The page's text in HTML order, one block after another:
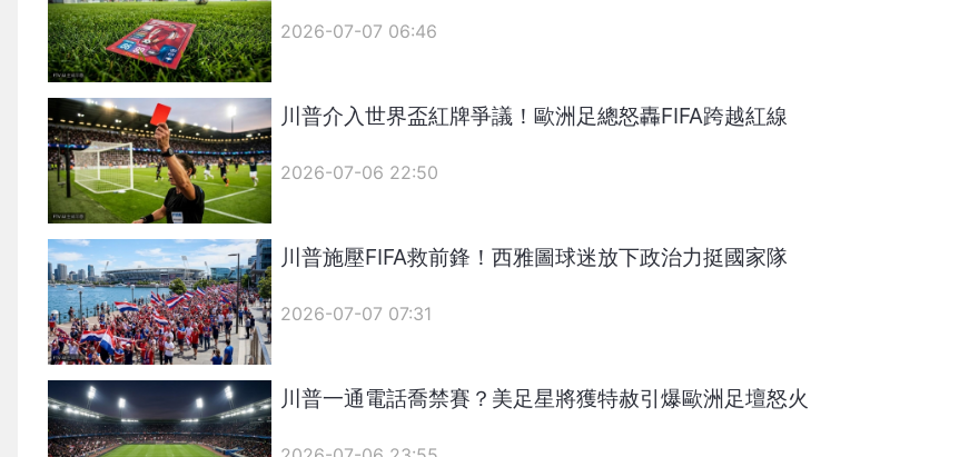
2026-07-07 06:46
川普介入世界盃紅牌爭議！歐洲足總怒轟FIFA跨越紅線
2026-07-06 22:50
川普施壓FIFA救前鋒！西雅圖球迷放下政治力挺國家隊
2026-07-07 07:31
川普一通電話喬禁賽？美足星將獲特赦引爆歐洲足壇怒火